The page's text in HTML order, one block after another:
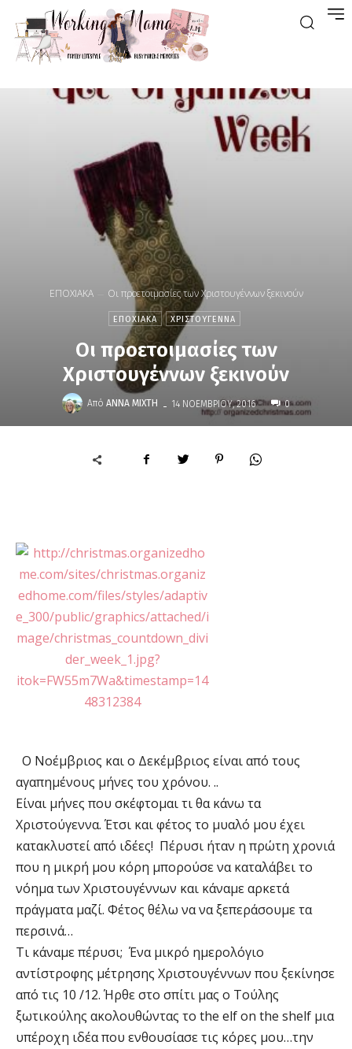
ΕΠΟΧΙΑΚΑ Οι προετοιμασίες των Χριστουγέννων ξεκινούν
ΕΠΟΧΙΑΚΑ ΧΡΙΣΤΟΥΓΕΝΝΑ
Οι προετοιμασίες των
Χριστουγέννων ξεκινούν
Από ΆΝΝΑ ΜΊΧΤΗ - 14 ΝΟΕΜΒΡΊΟΥ, 2016 0
Ο Νοέμβριος και ο Δεκέμβριος είναι από τους
αγαπημένους μήνες του χρόνου. ..
Είναι μήνες που σκέφτομαι τι θα κάνω τα
Χριστούγεννα. Έτσι και φέτος το μυαλό μου έχει
κατακλυστεί από ιδέες! Πέρυσι ήταν η πρώτη χρονιά
που η μικρή μου κόρη μπορούσε να καταλάβει το
νόημα των Χριστουγέννων και κάναμε αρκετά
πράγματα μαζί. Φέτος θέλω να να ξεπεράσουμε τα
περσινά…
Τι κάναμε πέρυσι; Ένα μικρό ημερολόγιο
αντίστροφης μέτρησης Χριστουγέννων που ξεκίνησε
από τις 10 /12. Ήρθε στο σπίτι μας ο Τούλης
ξωτικούλης ακολουθώντας το the elf on the shelf μια
υπέροχη ιδέα που ενθουσίασε τις κόρες μου…την